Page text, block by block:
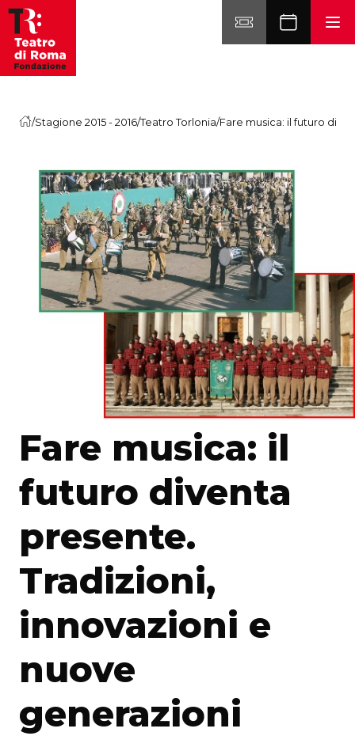
Vai al contenuto
/Stagione 2015 - 2016/Teatro Torlonia/Fare musica: il futuro
Fare musica: il
futuro diventa
presente.
Tradizioni,
innovazioni e
nuove
generazioni